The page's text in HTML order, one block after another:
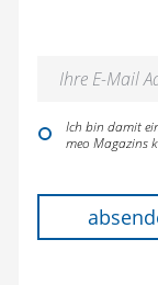
Ich bin damit
meo Magazins